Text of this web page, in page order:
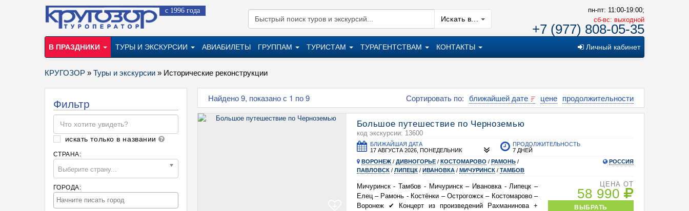
с 1996 года
Искать в...
пн-пт: 11:00-19:00;
cб-вс: выходной
+7 (977) 808-05-35
В ПРАЗДНИКИ ТУРЫ И ЭКСКУРСИИ АВИАБИЛЕТЫ ГРУППАМ ТУРИСТАМ ТУРАГЕНТСТВАМ КОНТАКТЫ Личный кабинет
КРУГОЗОР » Туры и экскурсии » Исторические реконструкции
Фильтр
искать только в названии
СТРАНА:
Выберите страну...
ГОРОДА:
Найдено 9, показано с 1 по 9 Сортировать по: ближайшей дате цене продолжительности
Большое путешествие по Черноземью
код экскурсии: 13600
БЛИЖАЙШАЯ ДАТА
17 АВГУСТА 2026, ПОНЕДЕЛЬНИК
ПРОДОЛЖИТЕЛЬНОСТЬ
7 ДНЕЙ
ВОРОНЕЖ/ ДИВНОГОРЬЕ/ КОСТОМАРОВО / РАМОНЬ/
ПАВЛОВСК/ ЛИПЕЦК/ ИВАНОВКА/ МИЧУРИНСК/ ТАМБОВ
РОССИЯ
Мичуринск - Тамбов - Мичуринск – Ивановка - Липецк –
Елец – Рамонь - Костёнки – Острогожск – Костомарово –
Воронеж ✔ Концерт из произведений Рахманинова +
ЦЕНА ОТ
58 990
ВЫБРАТЬ